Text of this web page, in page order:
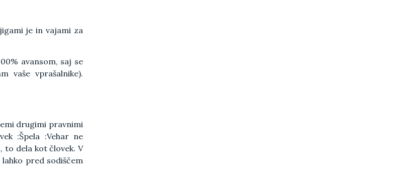
je in vajami za
avansom, saj se
vaše vprašalnike).
drugimi pravnimi
:Špela :Vehar ne
to dela kot človek. V
pred sodiščem